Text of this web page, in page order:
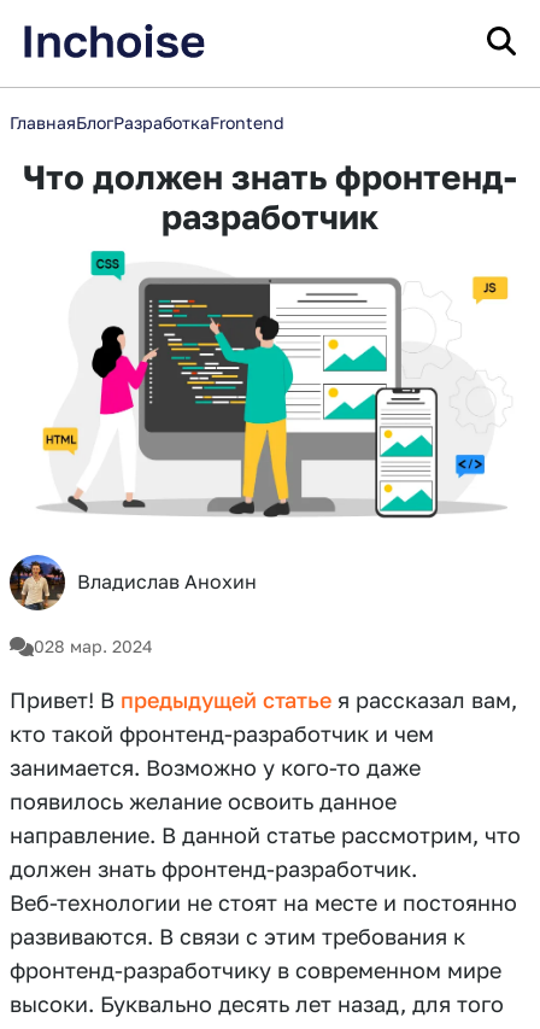
ГлавнаяБлогРазработкаFrontend
Что должен знать фронтенд-
разработчик
Владислав Анохин
Привет! В предыдущей статье я рассказал вам,
кто такой фронтенд-разработчик и чем
занимается. Возможно у кого-то даже
появилось желание освоить данное
направление. В данной статье рассмотрим, что
должен знать фронтенд-разработчик.
Веб-технологии не стоят на месте и постоянно
развиваются. В связи с этим требования к
фронтенд-разработчику в современном мире
высоки. Буквально десять лет назад, для того
028 мар. 2024